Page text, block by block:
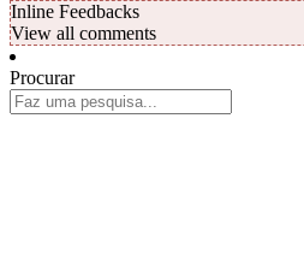
Inline Feedbacks
View all comments
Procurar